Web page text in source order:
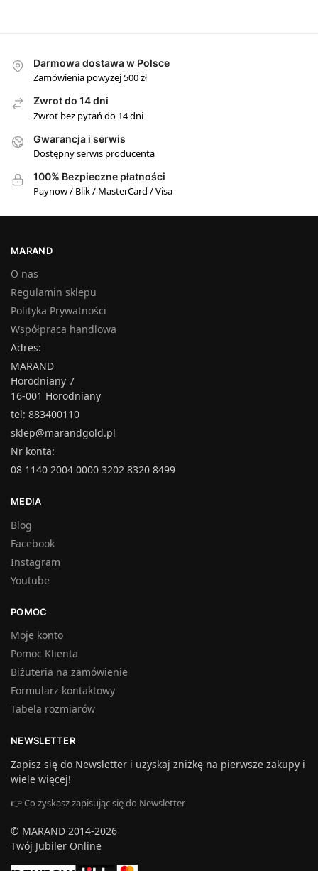
Darmowa dostawa w Polsce
Zamówienia powyżej 500 zł
Zwrot do 14 dni
Zwrot bez pytań do 14 dni
Gwarancja i serwis
Dostępny serwis producenta
100% Bezpieczne płatności
Paynow / Blik / MasterCard / Visa
MARAND
O nas
Regulamin sklepu
Polityka Prywatności
Współpraca handlowa
Adres:
MARAND
Horodniany 7
16-001 Horodniany
tel: 883400110
sklep@marandgold.pl
Nr konta:
08 1140 2004 0000 3202 8320 8499
MEDIA
Blog
Facebook
Instagram
Youtube
POMOC
Moje konto
Pomoc Klienta
Biżuteria na zamówienie
Formularz kontaktowy
Tabela rozmiarów
NEWSLETTER
Zapisz się do Newsletter i uzyskaj zniżkę na pierwsze zakupy i
wiele więcej!
👉 Co zyskasz zapisując się do Newsletter
© MARAND 2014-2026
Twój Jubiler Online